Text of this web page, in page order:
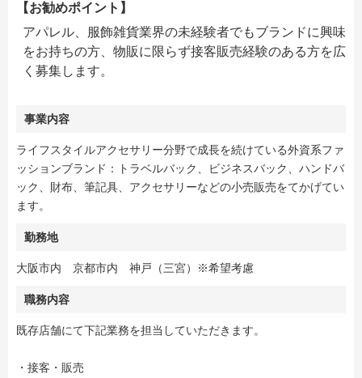
【お勧めポイント】
アパレル、服飾雑貨業界の未経験者でもブランドに興味
をお持ちの方、物販に限らず接客販売経験のある方を広
く募集します。
事業内容
ライフスタイルアクセサリー分野で成長を続けている外資系ファ
ッションブランド：トラベルバック、ビジネスバック、ハンドバ
ック、財布、筆記具、アクセサリーなどの小売販売をてかげてい
ます。
勤務地
大阪市内 京都市内 神戸（三宮）※希望考慮
職務内容
既存店舗にて下記業務を担当していただきます。
・接客・販売